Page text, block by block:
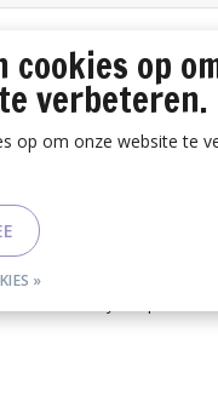
cookies op
verbeteren.
op om onze website te
»